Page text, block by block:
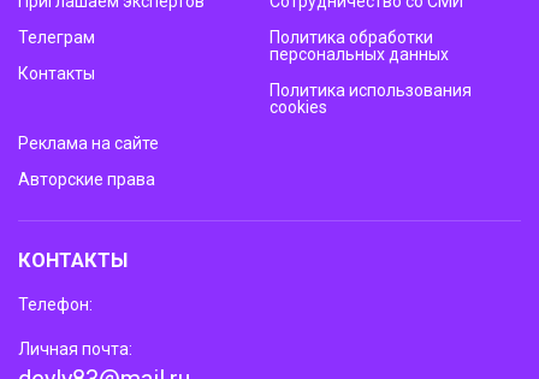
Телеграм
Контакты
Политика обработки
персональных данных
Политика использования
cookies
Реклама на сайте
Авторские права
КОНТАКТЫ
Телефон:
Личная почта: